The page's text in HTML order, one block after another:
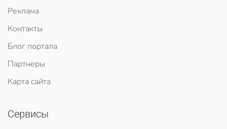
Реклама
Контакты
Блог портала
Партнеры
Карта сайта
Сервисы